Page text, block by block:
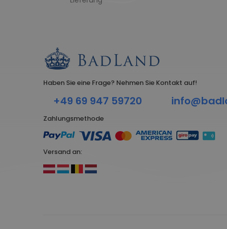
Haben Sie eine Frage? Nehmen Sie Kontakt auf!
+49 69 947 59720
Zahlungsmethode
Versand an: